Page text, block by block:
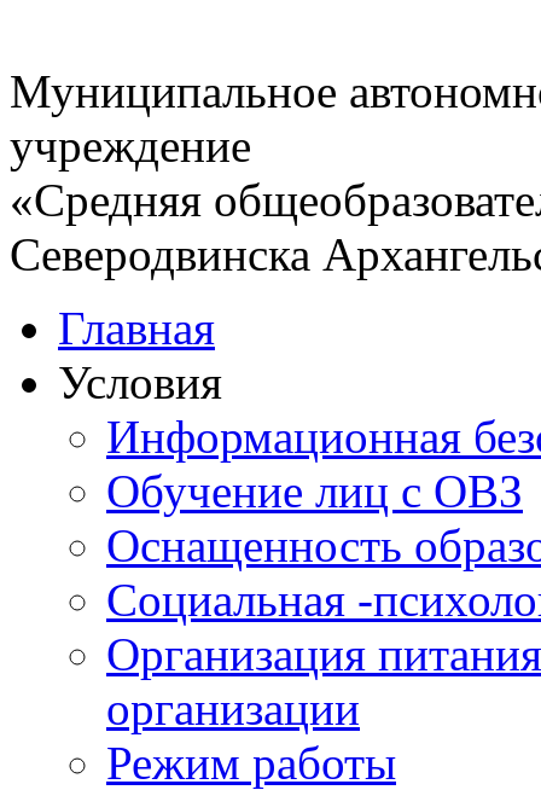
Муниципальное
учреждение
«Средняя
Северодвинска
Главная
Условия
Информационная
Обучение лиц с ОВЗ
Оснащенность
Социальная -
Организация
организации
Режим работы